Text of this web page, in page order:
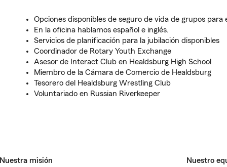
Opciones disponibles de seguro de vida de grupos para
En la oficina hablamos español e inglés.
Servicios de planificación para la jubilación disponibles
Coordinador de Rotary Youth Exchange
Asesor de Interact Club en Healdsburg High School
Miembro de la Cámara de Comercio de Healdsburg
Tesorero del Healdsburg Wrestling Club
Voluntariado en Russian Riverkeeper
Nuestra misión Nuestro